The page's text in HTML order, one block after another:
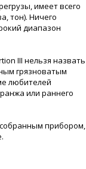
имеет всего
тон). Ничего
диапазон
III нельзя назвать
грязноватым
любителей
или раннего
собранным прибором,